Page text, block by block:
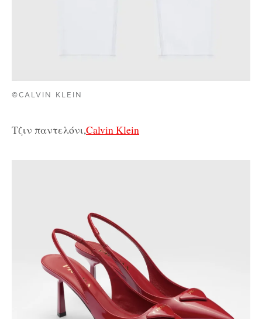
©CALVIN KLEIN
Τζιν παντελόνι,Calvin Klein